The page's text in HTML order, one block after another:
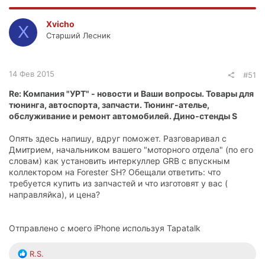
X Xvicho
Старший Лесник
14 Фев 2015 #51
Re: Компания "УРТ" - новости и Ваши вопросы. Товары для
тюнинга, автоспорта, запчасти. Тюнинг-ателье,
обслуживание и ремонт автомобилей. Дино-стенды S
Опять здесь напишу, вдруг поможет. Разговаривал с
Дмитрием, начальником вашего "моторного отдела" (по его
словам) как установить интеркуллер GRB с впускным
коллектором на Forester SH? Обещали ответить: что
требуется купить из запчастей и что изготовят у вас (
направляйка), и цена?
Отправлено с моего iPhone используя Tapatalk
Р
R.S.